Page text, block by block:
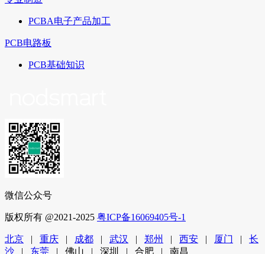
PCBA电子产品加工
PCB电路板
PCB基础知识
微信公众号
版权所有 @2021-2025 粤ICP备16069405号-1
北京 | 重庆 | 成都 | 武汉 | 郑州 | 西安 | 厦门 | 长
沙 | 东莞 | 佛山 | 深圳 | 合肥 | 南昌